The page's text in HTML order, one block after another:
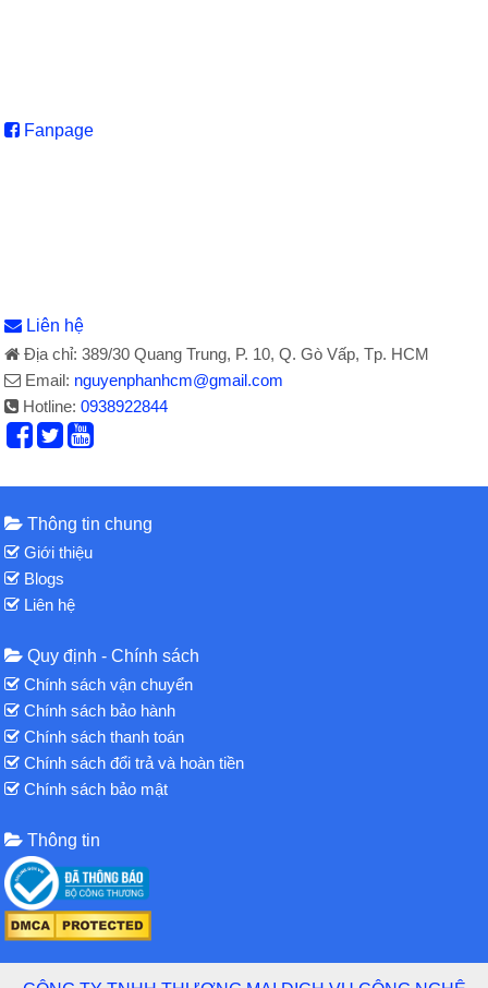
Fanpage
Liên hệ
Địa chỉ: 389/30 Quang Trung, P. 10, Q. Gò Vấp, Tp. HCM
Email: nguyenphanhcm@gmail.com
Hotline:0938922844
Thông tin chung
Giới thiệu
Blogs
Liên hệ
Quy định - Chính sách
Chính sách vận chuyển
Chính sách bảo hành
Chính sách thanh toán
Chính sách đổi trả và hoàn tiền
Chính sách bảo mật
Thông tin